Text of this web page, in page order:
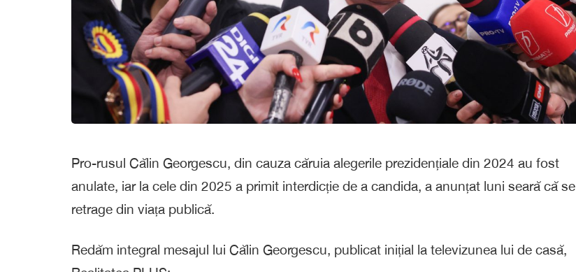
Pro-rusul Călin Georgescu, din cauza căruia alegerile prezidențiale din 2024 au fost
anulate, iar la cele din 2025 a primit interdicție de a candida, a anunțat luni seară că se
retrage din viața publică.
Redăm integral mesajul lui Călin Georgescu, publicat inițial la televizunea lui de casă,